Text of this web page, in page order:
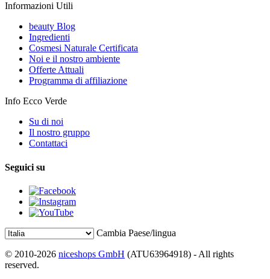
Informazioni Utili
beauty Blog
Ingredienti
Cosmesi Naturale Certificata
Noi e il nostro ambiente
Offerte Attuali
Programma di affiliazione
Info Ecco Verde
Su di noi
Il nostro gruppo
Contattaci
Seguici su
Cambia Paese/lingua
© 2010-2026 niceshops GmbH (ATU63964918) - All rights
reserved.